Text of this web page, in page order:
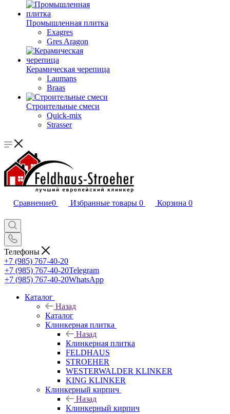
Промышленная плитка
Exagres
Gres Aragon
Керамическая черепица
Laumans
Braas
Строительные смеси
Quick-mix
Strasser
Сравнение0 Избранные товары 0 Корзина 0
Телефоны
+7 (985) 767-40-20
+7 (985) 767-40-20Telegram
+7 (985) 767-40-20WhatsApp
Каталог
Назад
Каталог
Клинкерная плитка
Назад
Клинкерная плитка
FELDHAUS
STROEHER
WESTERWALDER KLINKER
KING KLINKER
Клинкерный кирпич
Назад
Клинкерный кирпич